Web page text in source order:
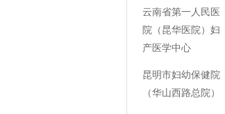
云南省第一人民医
院（昆华医院）妇
产医学中心
昆明市妇幼保健院
（华山西路总院）